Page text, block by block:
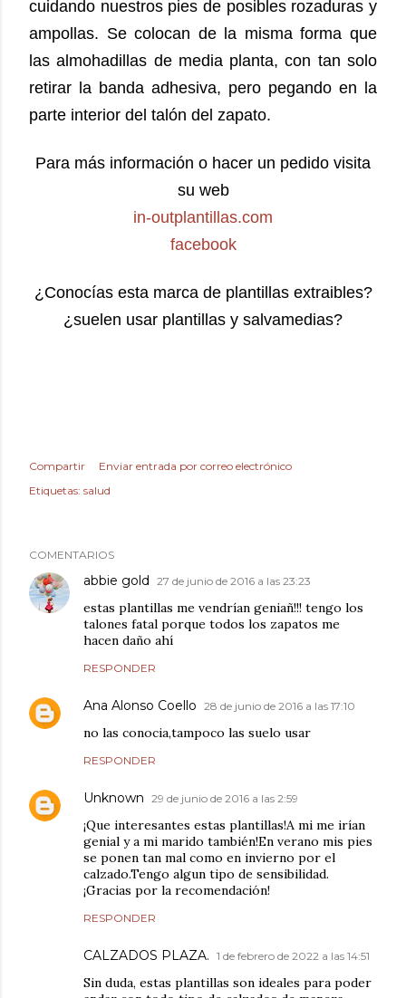
cuidando nuestros pies de posibles rozaduras y
ampollas. Se colocan de la misma forma que
las almohadillas de media planta, con tan solo
retirar la banda adhesiva, pero pegando en la
parte interior del talón del zapato.
Para más información o hacer un pedido visita
su web
in-outplantillas.com
facebook
¿Conocías esta marca de plantillas extraibles?
¿suelen usar plantillas y salvamedias?
Compartir
Enviar entrada por correo electrónico
Etiquetas: salud
COMENTARIOS
abbie gold 27 de junio de 2016 a las 23:23
estas plantillas me vendrían geniañ!!! tengo los
talones fatal porque todos los zapatos me
hacen daño ahí
RESPONDER
Ana Alonso Coello 28 de junio de 2016 a las 17:10
no las conocia,tampoco las suelo usar
RESPONDER
Unknown 29 de junio de 2016 a las 2:59
¡Que interesantes estas plantillas!A mi me irían
genial y a mi marido también!En verano mis pies
se ponen tan mal como en invierno por el
calzado.Tengo algun tipo de sensibilidad.
¡Gracias por la recomendación!
RESPONDER
CALZADOS PLAZA. 1 de febrero de 2022 a las 14:51
Sin duda, estas plantillas son ideales para poder